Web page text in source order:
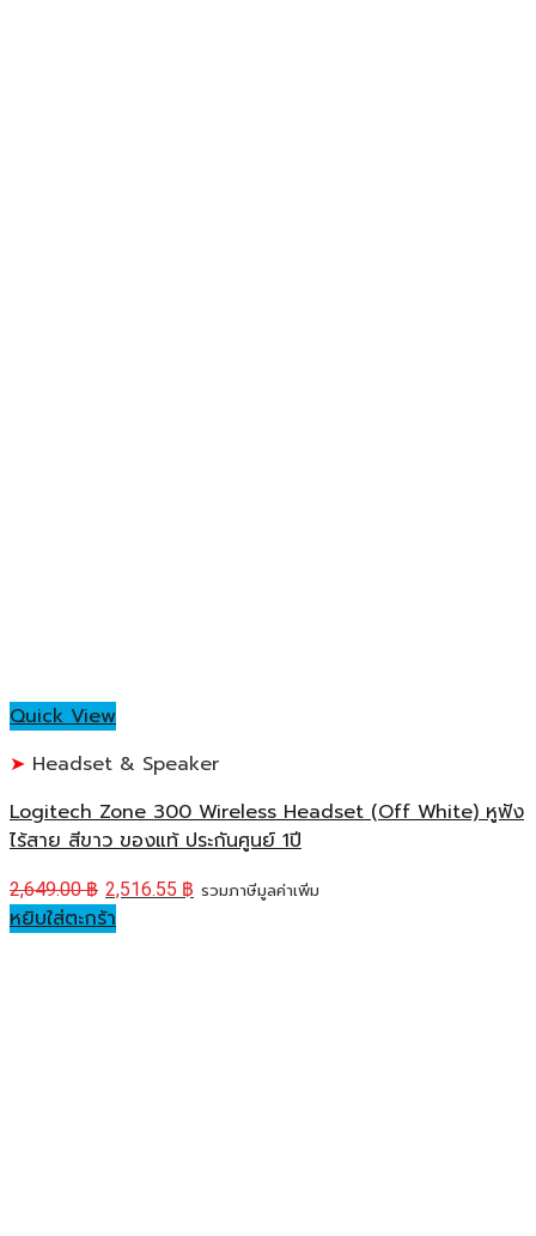
Quick View
Headset & Speaker
Logitech Zone 300 Wireless Headset (Off White) หูฟัง
ไร้สาย สีขาว ของแท้ ประกันศูนย์ 1ปี
2,649.00฿ 2,516.55 ฿ รวมภาษีมูลค่าเพิ่ม
หยิบใส่ตะกร้า